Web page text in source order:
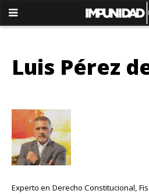
Luis Pérez
Experto en Derecho Constitucional,